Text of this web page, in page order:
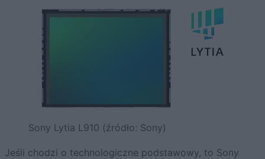
Sony Lytia L910 (źródło: Sony)
Jeśli chodzi o technologiczne podstawowy, to Sony